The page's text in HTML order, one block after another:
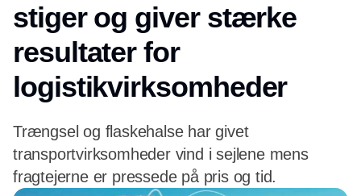
stiger og giver stærke
resultater for
logistikvirksomheder
Trængsel og flaskehalse har givet
transportvirksomheder vind i sejlene mens
fragtejerne er pressede på pris og tid.